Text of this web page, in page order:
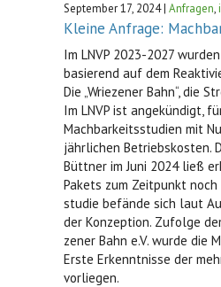
September 17, 2024 | Anfragen,
Kleine Anfrage:
Im LNVP 2023-2027
basierend auf dem
Die „Wriezener Bahn“, die
Im LNVP ist angekündigt,
Machbarkeitsstudien mit
jährlichen Betriebskosten.
Büttner im Juni 2024 ließ
Pakets zum Zeitpunkt
studie befände sich laut
der Konzeption. Zufolge
zener Bahn e.V. wurde die
Erste Erkenntnisse der
vorliegen.